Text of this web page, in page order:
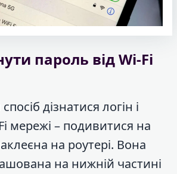
пароль від Wi-Fi
дізнатися логін і
мережі – подивитися на
на роутері. Вона
на нижній частині